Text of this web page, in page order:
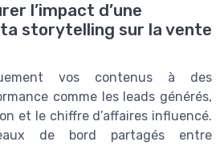
l’impact d’une
storytelling sur la vente
vos contenus à des
comme les leads générés,
et le chiffre d’affaires influencé.
de bord partagés entre